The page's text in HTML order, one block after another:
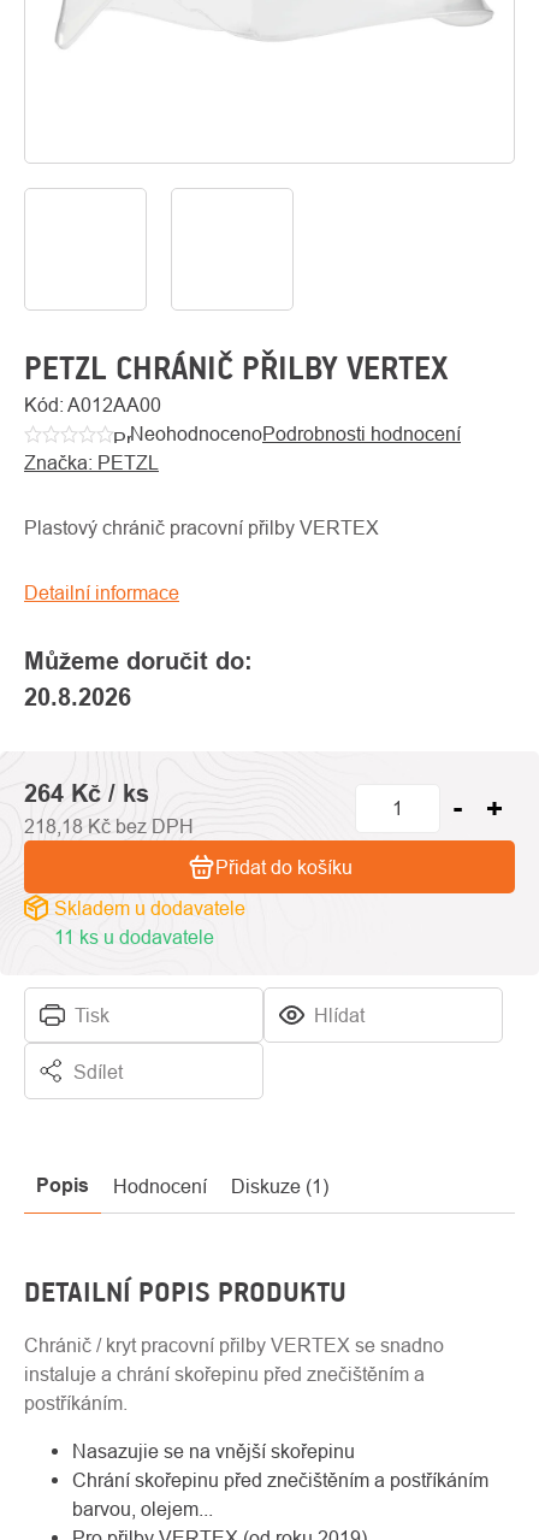
PETZL CHRÁNIČ PŘILBY VERTEX
Kód: A012AA00
Průměrné
hodnocení
je
z
NeohodnocenoPodrobnosti hodnocení
Značka: PETZL
Můžeme doručit do:
20.8.2026
Plastový chránič pracovní přilby VERTEX
Detailní informace
Tisk Hlídat
Sdílet
264 Kč / ks
218,18 Kč bez DPH
Skladem u dodavatele
11 ks u dodavatele
Přidat do košíku
Popis Hodnocení Diskuze (1)
DETAILNÍ POPIS PRODUKTU
Chránič / kryt pracovní přilby VERTEX se snadno
instaluje a chrání skořepinu před znečištěním a
postříkáním.
Nasazujie se na vnější skořepinu
Chrání skořepinu před znečištěním a postříkáním
barvou, olejem...